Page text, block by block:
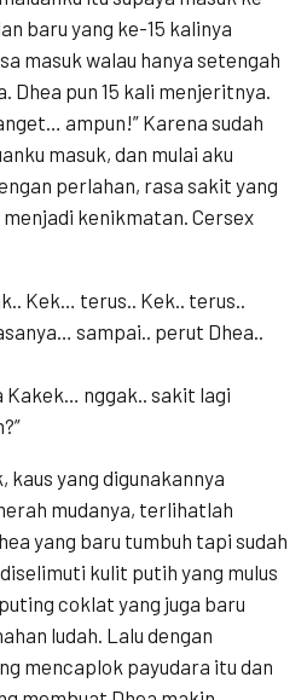
baru yang ke-15 kalinya
masuk walau hanya setengah
Dhea pun 15 kali menjeritnya.
ampun!” Karena sudah
masuk, dan mulai aku
perlahan, rasa sakit yang
kenikmatan. Cersex
Kek… terus.. Kek.. terus..
sampai.. perut Dhea..
Kakek… nggak.. sakit lagi
kaus yang digunakannya
mudanya, terlihatlah
yang baru tumbuh tapi sudah
kulit putih yang mulus
coklat yang juga baru
ludah. Lalu dengan
mencaplok payudara itu dan